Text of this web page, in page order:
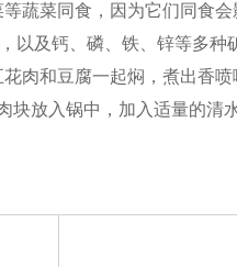
蔬菜同食，因为它们同食
以及钙、磷、铁、锌等多
肉和豆腐一起焖，煮出香
放入锅中，加入适量的清